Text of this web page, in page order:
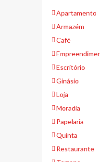
Apartamento
Armazém
Café
Escritório
Ginásio
Loja
Moradia
Papelaria
Quinta
Restaurante